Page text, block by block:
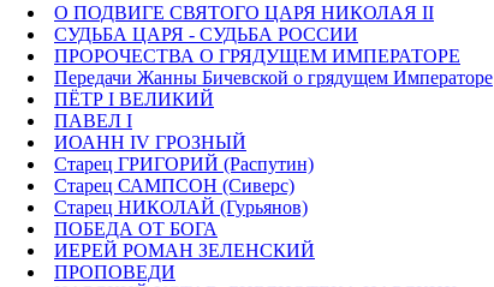
О ПОДВИГЕ СВЯТОГО ЦАРЯ НИКОЛАЯ II
СУДЬБА ЦАРЯ - СУДЬБА РОССИИ
ПРОРОЧЕСТВА О ГРЯДУЩЕМ ИМПЕРАТОРЕ
Передачи Жанны Бичевской о грядущем Императоре
ПЁТР I ВЕЛИКИЙ
ПАВЕЛ I
ИОАНН IV ГРОЗНЫЙ
Старец ГРИГОРИЙ (Распутин)
Старец САМПСОН (Сиверс)
Старец НИКОЛАЙ (Гурьянов)
ПОБЕДА ОТ БОГА
ИЕРЕЙ РОМАН ЗЕЛЕНСКИЙ
ПРОПОВЕДИ